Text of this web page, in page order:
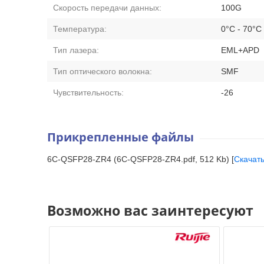
Скорость передачи данных: 100G
Температура: 0°C - 70°C
Тип лазера: EML+APD
Тип оптического волокна: SMF
Чувствительность: -26
Прикрепленные файлы
6C-QSFP28-ZR4 (6C-QSFP28-ZR4.pdf, 512 Kb) [Скачать
Возможно вас заинтересуют